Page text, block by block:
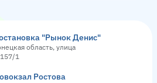
"Рынок Денис"
область, улица
1
Ростова